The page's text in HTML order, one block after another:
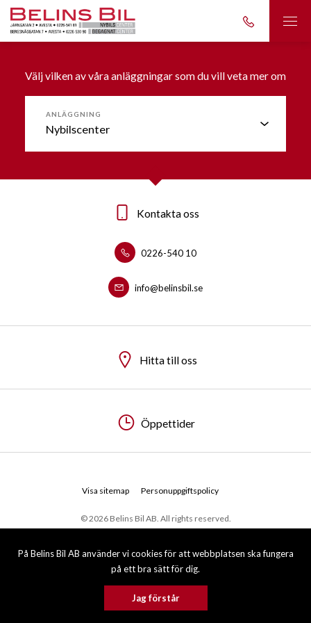
På Belins Bil AB använder vi cookies för att webbplatsen ska fungera
på ett bra sätt för dig.
Jag förstår
Välj vilken av våra anläggningar som du vill veta mer om
ANLÄGGNING
Kontakta oss
0226-540 10
info@belinsbil.se
Hitta till oss
Öppettider
Kontakta oss
0226-53090
info@belinsbil.se
Hitta till oss
Öppettider
© 2026 Belins Bil AB. All rights reserved.
Visa sitemap Personuppgiftspolicy